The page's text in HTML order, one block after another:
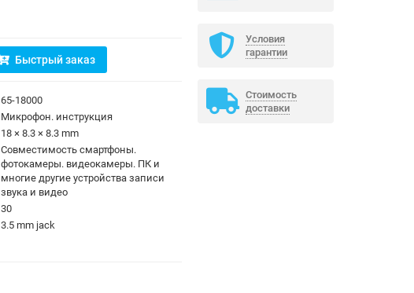
Быстрый заказ
65-18000
Микрофон. инструкция
18 × 8.3 × 8.3 mm
Совместимость смартфоны.
фотокамеры. видеокамеры. ПК и
многие другие устройства записи
звука и видео
30
3.5 mm jack
Условия
гарантии
Стоимость
доставки